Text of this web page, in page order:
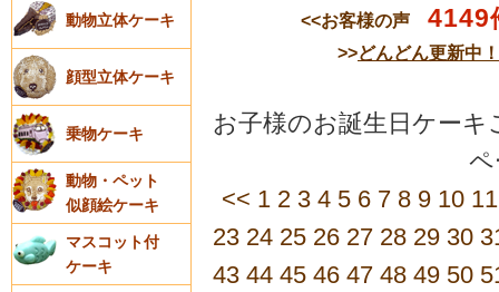
動物立体ケーキ
顔型立体ケーキ
乗物ケーキ
動物・ペット
似顔絵ケーキ
マスコット付
ケーキ
<<お客様の声 4149
>>どんどん更新中
お子様のお誕生日ケーキ
<< 1 2 3 4 5 6 7 8 9 10 11
23 24 25 26 27 28 29 30
43 44 45 46 47 48 49 50